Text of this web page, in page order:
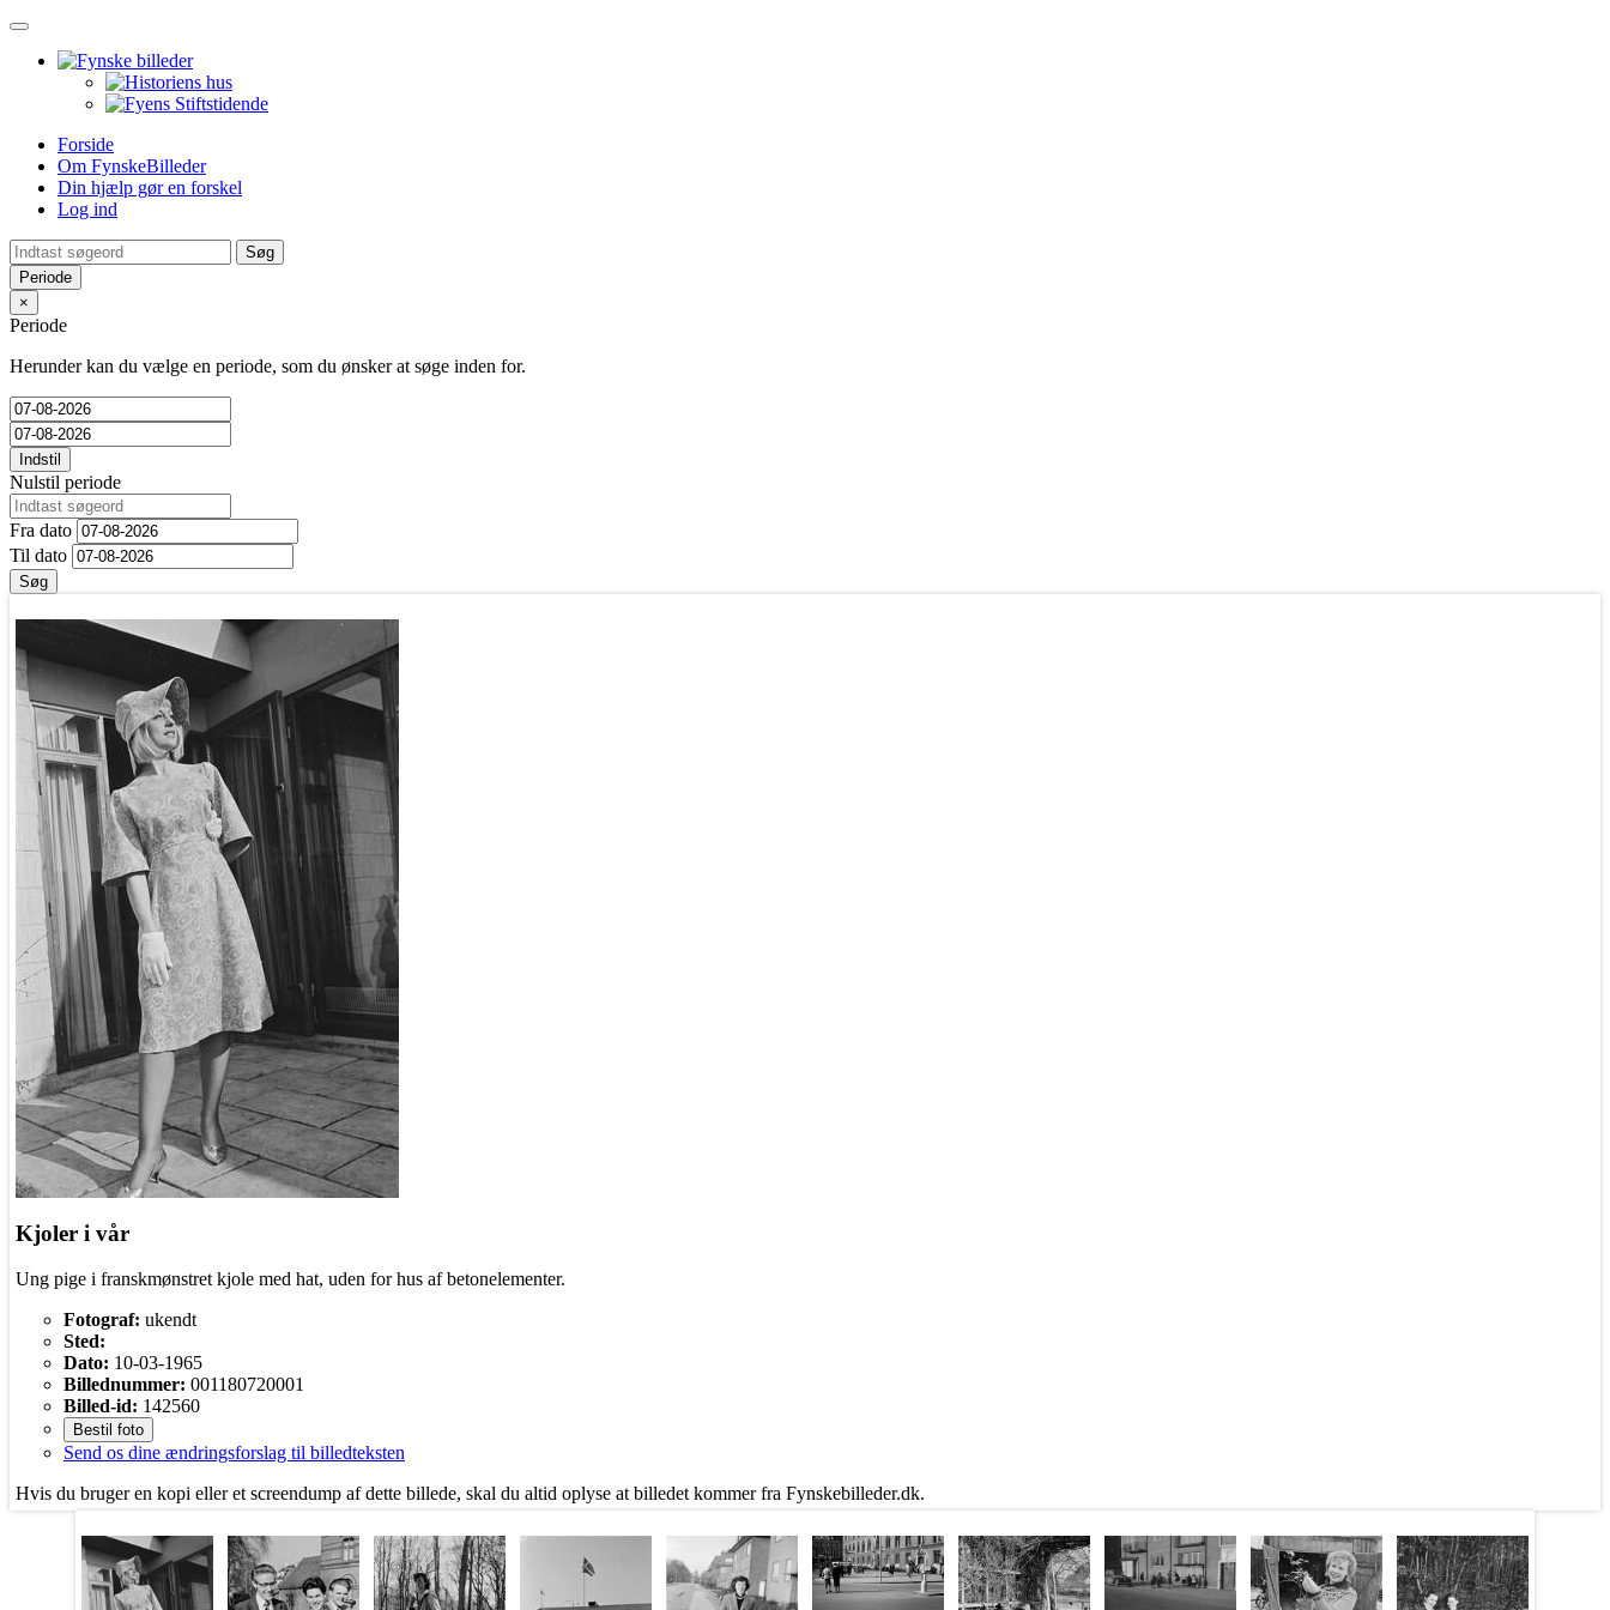
Toggle
navigation
Forside
Om FynskeBilleder
Din hjælp gør en forskel
Log ind
Periode
×
Periode
Herunder kan du vælge en periode, som du ønsker at søge inden for.
Indstil
Nulstil periode
Fra dato
Til dato
Søg
Kjoler i vår
Ung pige i franskmønstret kjole med hat, uden for hus af betonelementer.
Fotograf: ukendt
Sted:
Dato: 10-03-1965
Billednummer: 001180720001
Billed-id: 142560
Bestil foto
Send os dine ændringsforslag til billedteksten
Hvis du bruger en kopi eller et screendump af dette billede, skal du altid oplyse at billedet kommer fra Fynskebilleder.dk.